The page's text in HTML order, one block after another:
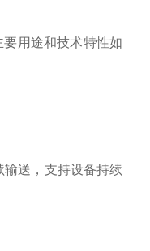
用途和技术特性如
输送，支持设备持续